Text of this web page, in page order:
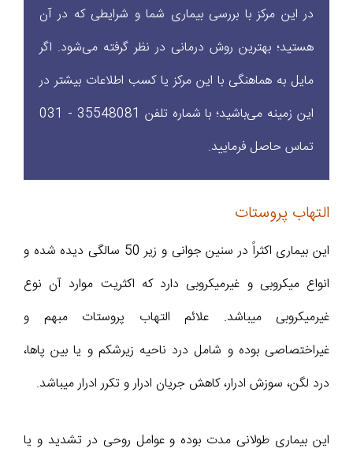
در این مرکز با بررسی بیماری شما و شرایطی که در آن
هستید؛ بهترین روش درمانی در نظر گرفته می‌شود. اگر
مایل به هماهنگی با این مرکز یا کسب اطلاعات بیشتر در
این زمینه می‌باشید؛ با شماره تلفن 35548081 - 031
تماس حاصل فرمایید.
التهاب پروستات
این بیماری اکثراً در سنین جوانی و زیر 50 سالگی دیده شده و
انواع میکروبی و غیرمیکروبی دارد که اکثریت موارد آن نوع
غیرمیکروبی میباشد. علائم التهاب پروستات مبهم و
غیراختصاصی بوده و شامل درد ناحیه زیرشکم و یا بین پاها،
درد لگن، سوزش ادرار، کاهش جریان ادرار و تکرر ادرار میباشد.
این بیماری طولانی مدت بوده و عوامل روحی در تشدید و یا